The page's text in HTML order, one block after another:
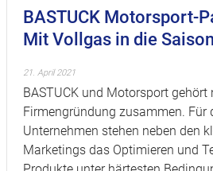
BASTUCK Motorsport-
Mit Vollgas in die Saison
21. April 2021
BASTUCK und Motorsport gehört
Firmengründung zusammen. Für
Unternehmen stehen neben den
Marketings das Optimieren und